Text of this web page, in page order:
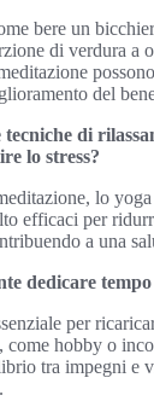
bere un
di verdura a
del
di
lo stress?
lo
efficaci per
a una
dedicare
per
hobby o
tra impegni e